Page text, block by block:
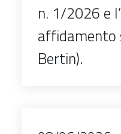
n. 1/2026 e
affidamento
Bertin).